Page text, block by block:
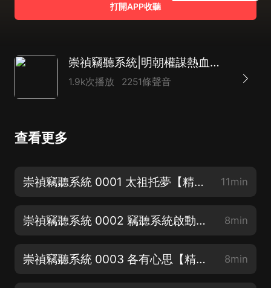
打開APP收聽
崇禎竊聽系統|明朝權謀熱血種田|起點爆款|精品多播
1.9k次播放 2251條聲音
查看更多
崇禎竊聽系統 0001 太祖托夢【精品多播求訂閱】 11min
崇禎竊聽系統 0002 竊聽系統啟動【精品好書求點讚】 8min
崇禎竊聽系統 0003 各有心思【精品爆更求月票】 8min